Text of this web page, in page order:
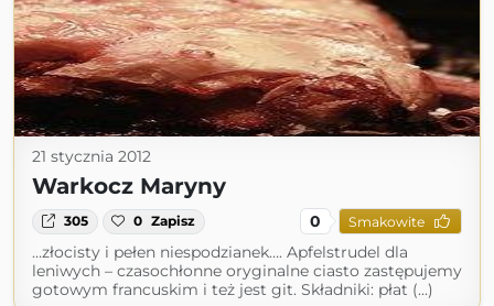
21 stycznia 2012
Warkocz Maryny
305 0 Zapisz 0 Smakowite
…złocisty i pełen niespodzianek…. Apfelstrudel dla
leniwych – czasochłonne oryginalne ciasto zastępujemy
gotowym francuskim i też jest git. Składniki: płat (...)